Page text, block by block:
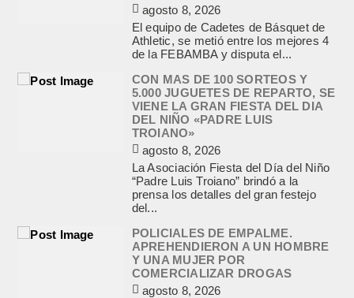
agosto 8, 2026
El equipo de Cadetes de Básquet de
Athletic, se metió entre los mejores 4
de la FEBAMBA y disputa el...
CON MAS DE 100 SORTEOS Y
5.000 JUGUETES DE REPARTO, SE
VIENE LA GRAN FIESTA DEL DIA
DEL NIÑO «PADRE LUIS
TROIANO»
agosto 8, 2026
La Asociación Fiesta del Día del Niño
“Padre Luis Troiano” brindó a la
prensa los detalles del gran festejo
del...
POLICIALES DE EMPALME.
APREHENDIERON A UN HOMBRE
Y UNA MUJER POR
COMERCIALIZAR DROGAS
agosto 8, 2026